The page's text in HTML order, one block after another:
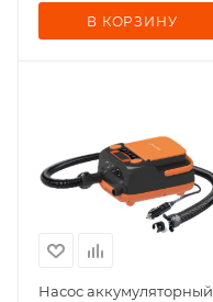
В КОРЗИНУ
Насос аккумуляторный